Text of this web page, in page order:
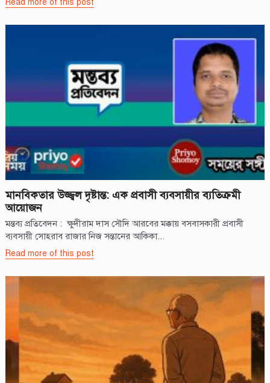
মানবিকতার উজ্জ্বল দৃষ্টান্ত: এক প্রবাসী ব্যবসায়ীর ব্যতিক্রমী
আয়োজন
মন্তব্য প্রতিবেদন : ক্ষুদীরাম দাস সৌদি আরবের মক্কায় বসবাসকারী প্রবাসী
ব্যবসায়ী সোহরাব রাজার নিজ সন্তানের আকিকা...
Read more of this post